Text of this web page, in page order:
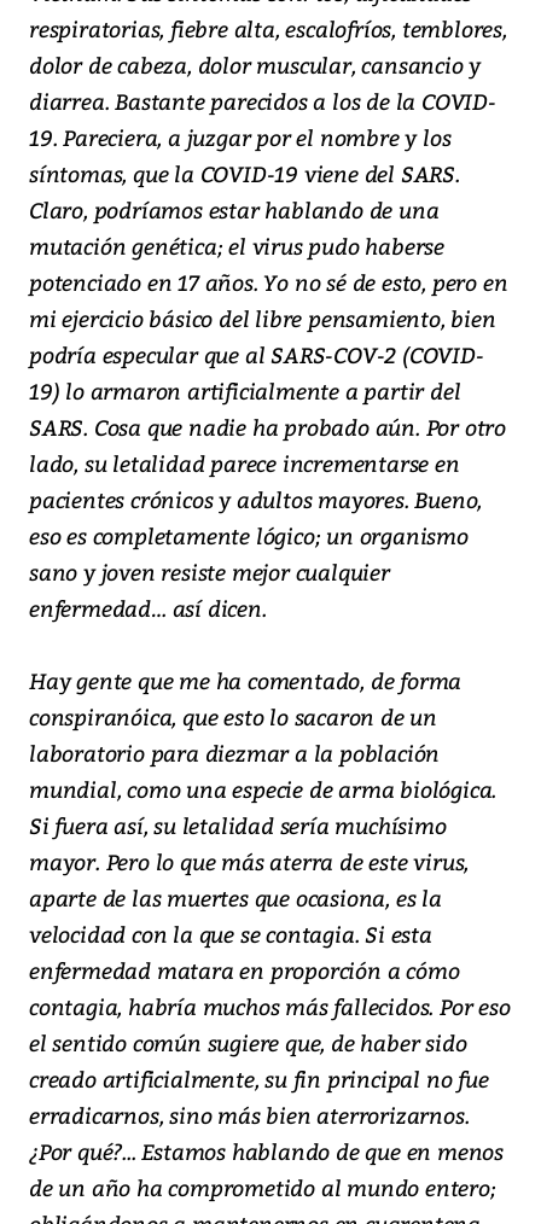
respiratorias, fiebre alta, escalofríos, temblores,
dolor de cabeza, dolor muscular, cansancio y
diarrea. Bastante parecidos a los de la COVID-
19. Pareciera, a juzgar por el nombre y los
síntomas, que la COVID-19 viene del SARS.
Claro, podríamos estar hablando de una
mutación genética; el virus pudo haberse
potenciado en 17 años. Yo no sé de esto, pero en
mi ejercicio básico del libre pensamiento, bien
podría especular que al SARS-COV-2 (COVID-
19) lo armaron artificialmente a partir del
SARS. Cosa que nadie ha probado aún. Por otro
lado, su letalidad parece incrementarse en
pacientes crónicos y adultos mayores. Bueno,
eso es completamente lógico; un organismo
sano y joven resiste mejor cualquier
enfermedad… así dicen.
Hay gente que me ha comentado, de forma
conspiranóica, que esto lo sacaron de un
laboratorio para diezmar a la población
mundial, como una especie de arma biológica.
Si fuera así, su letalidad sería muchísimo
mayor. Pero lo que más aterra de este virus,
aparte de las muertes que ocasiona, es la
velocidad con la que se contagia. Si esta
enfermedad matara en proporción a cómo
contagia, habría muchos más fallecidos. Por eso
el sentido común sugiere que, de haber sido
creado artificialmente, su fin principal no fue
erradicarnos, sino más bien aterrorizarnos.
¿Por qué?... Estamos hablando de que en menos
de un año ha comprometido al mundo entero;